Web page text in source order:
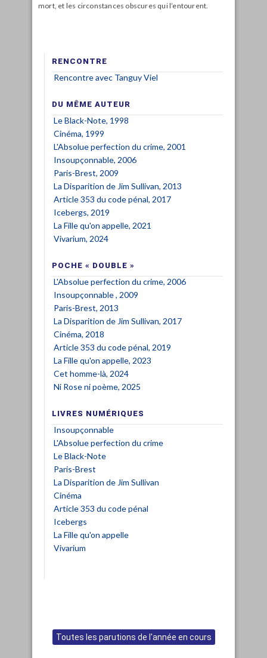
mort, et les circonstances obscures qui l’entourent.
RENCONTRE
Rencontre avec Tanguy Viel
DU MÊME AUTEUR
Le Black-Note, 1998
Cinéma, 1999
L'Absolue perfection du crime, 2001
Insoupçonnable, 2006
Paris-Brest, 2009
La Disparition de Jim Sullivan, 2013
Article 353 du code pénal, 2017
Icebergs, 2019
La Fille qu'on appelle, 2021
Vivarium, 2024
POCHE « DOUBLE »
L'Absolue perfection du crime, 2006
Insoupçonnable , 2009
Paris-Brest, 2013
La Disparition de Jim Sullivan, 2017
Cinéma, 2018
Article 353 du code pénal, 2019
La Fille qu'on appelle, 2023
Cet homme-là, 2024
Ni Rose ni poème, 2025
LIVRES NUMÉRIQUES
Insoupçonnable
L'Absolue perfection du crime
Le Black-Note
Paris-Brest
La Disparition de Jim Sullivan
Cinéma
Article 353 du code pénal
Icebergs
La Fille qu'on appelle
Vivarium
Toutes les parutions de l'année en cours